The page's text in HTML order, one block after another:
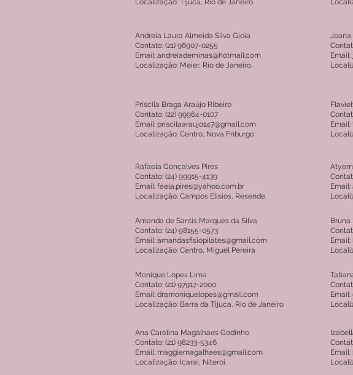
Localização: TIjuca, Rio de Janeiro.
Andreia Laura Almeida Silva Gioia
Contato: (21) 96907-0255
Email: andreiademinas@hotmail.com
Localização: Meier, Rio de Janeiro.
Priscila Braga Araújo Ribeiro
Contato: (22) 99964-0107
Email: priscilaaraujo147@gmail.com
Localização: Centro, Nova Friburgo
Joana
Rafaela Gonçalves Pires
Contato: (24) 99915-4139
Email: faela.pires@yahoo.com.br
Localização: Campos Elisios, Resende
Amanda de Santis Marques da Silva
Contato: (24) 98155-0573
Email: amandasfisiopilates@gmail.com
Localização: Centro, Miguel Pereira
Monique Lopes Lima
Contato: (21) 97917-2000
Email: dramoniquelopes@gmail.com
Localização: Barra da Tijuca, Rio de Janeiro
Ana Carolina Magalhaes Godinho
Contato: (21) 98233-5346
Email: maggiemagalhaes@gmail.com
Localização: Icarai, Niteroi.
Bruna